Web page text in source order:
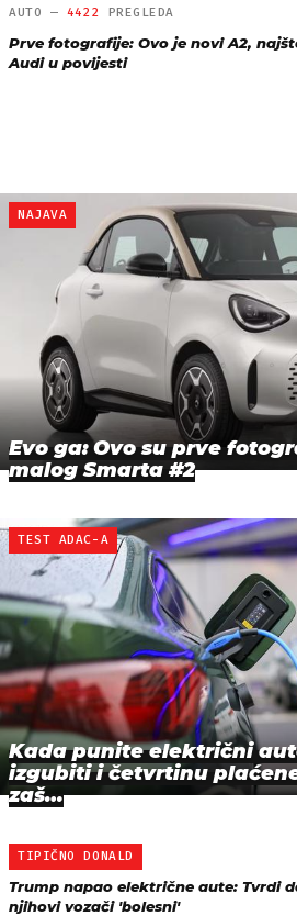
AUTO — 4422 PREGLEDA
Prve fotografije: Ovo je novi A2,
Audi u povijesti
NAJAVA
Evo ga: Ovo su prve
malog Smarta #2
TEST ADAC-A
Kada punite električni
izgubiti i četvrtinu
zaš…
TIPIČNO DONALD
Trump napao električne aute: Tvrdi
njihovi vozači 'bolesni'